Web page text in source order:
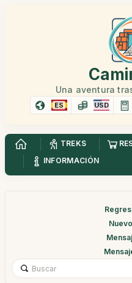
Una aventura
ES USD
TREKS
INFORMACIÓN